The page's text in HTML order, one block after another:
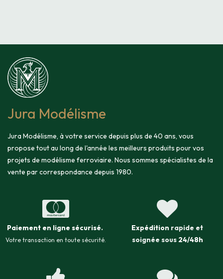
Jura Modélisme
Jura Modélisme, à votre service depuis plus de 40 ans, vous
propose tout au long de l'année les meilleurs produits pour vos
projets de modélisme ferroviaire. Nous sommes spécialistes de la
vente par correspondance depuis 1980.
Paiement en ligne sécurisé.
Votre transaction en toute sécurité.
Expédition rapide et
soignée sous 24/48h